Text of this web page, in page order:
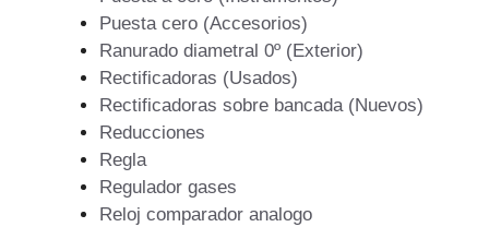
Puesta cero (Accesorios)
Ranurado diametral 0º (Exterior)
Rectificadoras (Usados)
Rectificadoras sobre bancada (Nuevos)
Reducciones
Regla
Regulador gases
Reloj comparador analogo